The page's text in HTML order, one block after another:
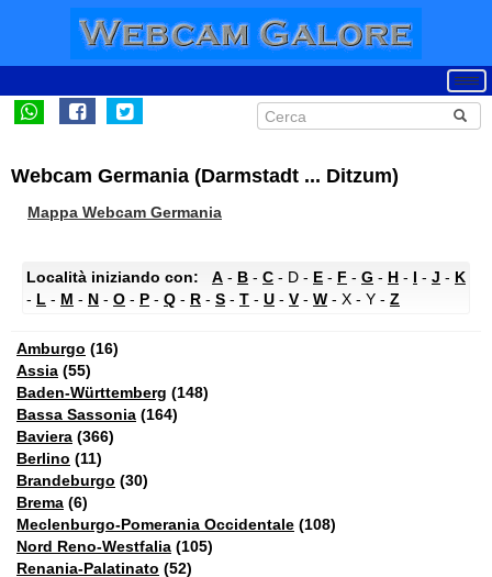
Webcam Germania (Darmstadt ... Ditzum)
Mappa Webcam Germania
Località iniziando con: A - B - C - D - E - F - G - H - I - J - K
- L - M - N - O - P - Q - R - S - T - U - V- W - X - Y - Z
Amburgo (16)
Assia (55)
Baden-Württemberg (148)
Bassa Sassonia (164)
Baviera (366)
Berlino (11)
Brandeburgo (30)
Brema (6)
Meclenburgo-Pomerania Occidentale (108)
Nord Reno-Westfalia (105)
Renania-Palatinato (52)